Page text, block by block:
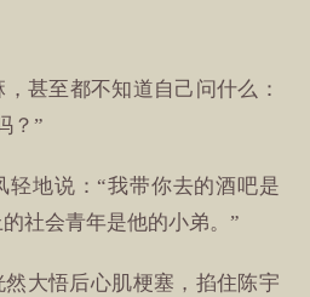
甚至都不知道自己问什么：
？”
轻地说：“我带你去的酒吧是
社会青年是他的小弟。”
大悟后心肌梗塞，掐住陈宇